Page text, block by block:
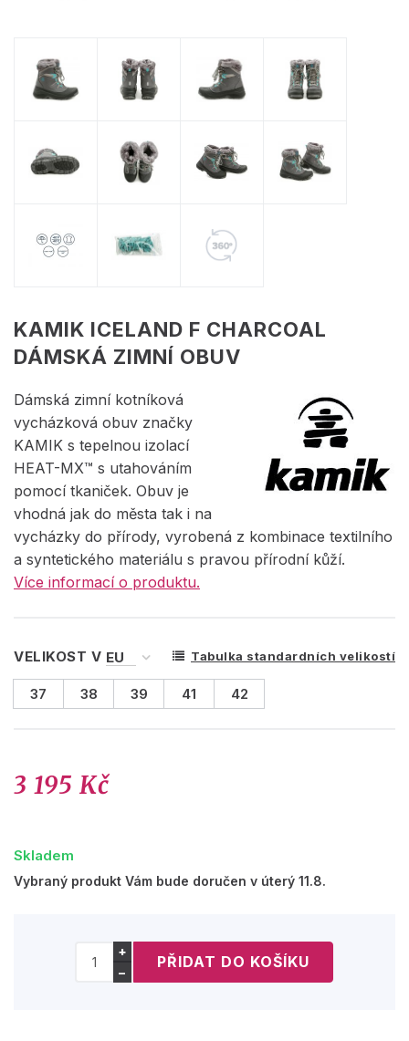
KAMIK ICELAND F CHARCOAL
DÁMSKÁ ZIMNÍ OBUV
Dámská zimní kotníková
vycházková obuv značky
KAMIK s tepelnou izolací
HEAT-MX™ s utahováním
pomocí tkaniček. Obuv je
vhodná jak do města tak i na
vycházky do přírody, vyrobená z kombinace textilního
a syntetického materiálu s pravou přírodní kůží.
Více informací o produktu.
VELIKOST V Tabulka standardních velikostí
37 38 39 41 42
3 195 Kč
Skladem
Vybraný produkt Vám bude doručen v úterý 11.8.
+
−